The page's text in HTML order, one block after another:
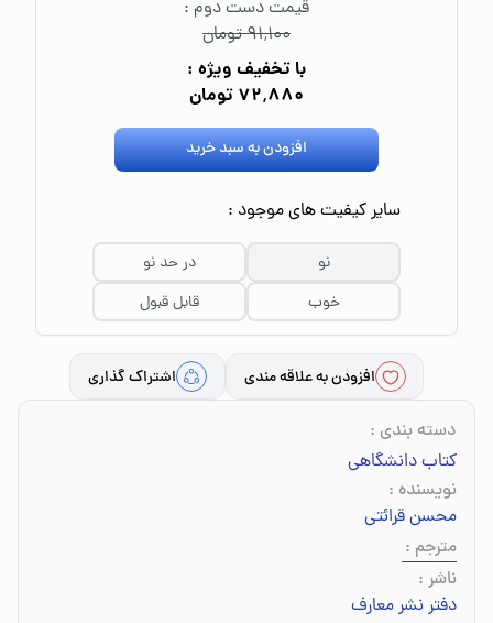
قیمت دست دوم :
۹۱٬۱۰۰ تومان
با تخفیف ویژه :
۷۲٬۸۸۰ تومان
افزودن به سبد خرید
سایر کیفیت های موجود :
نو
در حد نو
خوب
قابل قبول
افزودن به علاقه مندی اشتراک گذاری
دسته بندی :
کتاب دانشگاهی
نویسنده :
محسن قرائتی
مترجم :
ناشر :
دفتر نشر معارف